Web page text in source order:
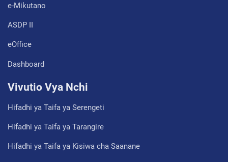
e-Mikutano
ASDP II
eOffice
Dashboard
Vivutio Vya Nchi
Hifadhi ya Taifa ya Serengeti
Hifadhi ya Taifa ya Tarangire
Hifadhi ya Taifa ya Kisiwa cha Saanane